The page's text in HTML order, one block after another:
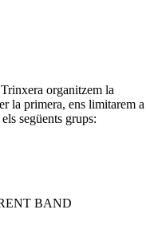
organitzem la
la primera, ens limitarem a
següents grups:
BAND